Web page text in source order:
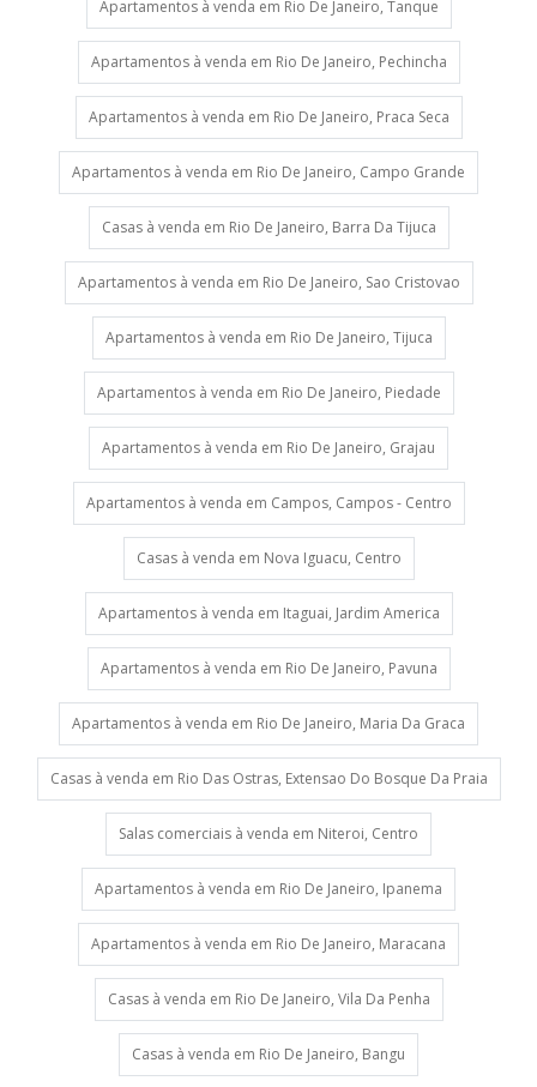
Apartamentos à venda em Rio De Janeiro, Tanque
Apartamentos à venda em Rio De Janeiro, Pechincha
Apartamentos à venda em Rio De Janeiro, Praca Seca
Apartamentos à venda em Rio De Janeiro, Campo Grande
Casas à venda em Rio De Janeiro, Barra Da Tijuca
Apartamentos à venda em Rio De Janeiro, Sao Cristovao
Apartamentos à venda em Rio De Janeiro, Tijuca
Apartamentos à venda em Rio De Janeiro, Piedade
Apartamentos à venda em Rio De Janeiro, Grajau
Apartamentos à venda em Campos, Campos - Centro
Casas à venda em Nova Iguacu, Centro
Apartamentos à venda em Itaguai, Jardim America
Apartamentos à venda em Rio De Janeiro, Pavuna
Apartamentos à venda em Rio De Janeiro, Maria Da Graca
Casas à venda em Rio Das Ostras, Extensao Do Bosque Da Praia
Salas comerciais à venda em Niteroi, Centro
Apartamentos à venda em Rio De Janeiro, Ipanema
Apartamentos à venda em Rio De Janeiro, Maracana
Casas à venda em Rio De Janeiro, Vila Da Penha
Casas à venda em Rio De Janeiro, Bangu